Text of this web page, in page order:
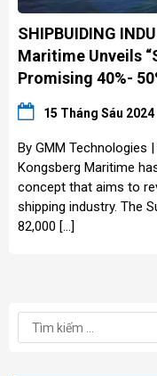
SHIPBUIDING
Maritime Unveils
Promising 40%-
15 Tháng Sáu 2024
By GMM Technologies
Kongsberg Maritime
concept that aims to
shipping industry. The
82,000 […]